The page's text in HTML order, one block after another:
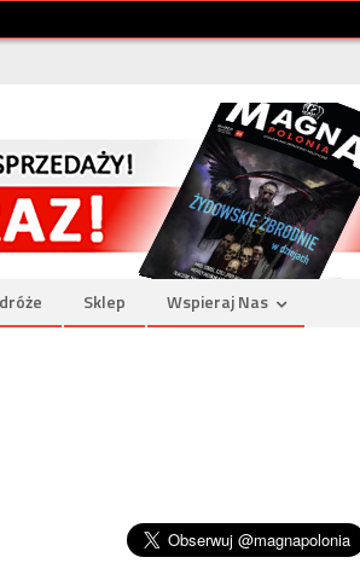
Sklep Wspieraj Nas